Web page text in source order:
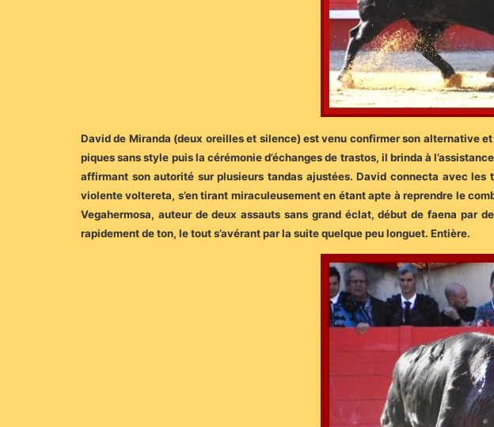
David de Miranda (deux oreilles et silence) est venu confirmer son alternative
piques sans style puis la cérémonie d’échanges de trastos, il brinda à
affirmant son autorité sur plusieurs tandas ajustées. David connecta avec
violente voltereta, s’en tirant miraculeusement en étant apte à reprendre le
Vegahermosa, auteur de deux assauts sans grand éclat, début de faena par
rapidement de ton, le tout s’avérant par la suite quelque peu longuet. Entière.